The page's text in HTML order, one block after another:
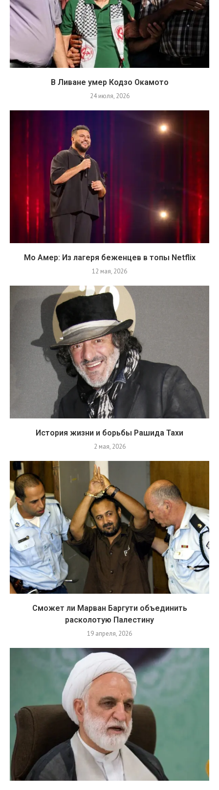
В Ливане умер Кодзо Окамото
24 июля, 2026
Мо Амер: Из лагеря беженцев в топы Netflix
12 мая, 2026
История жизни и борьбы Рашида Тахи
2 мая, 2026
Сможет ли Марван Баргути объединить
расколотую Палестину
19 апреля, 2026